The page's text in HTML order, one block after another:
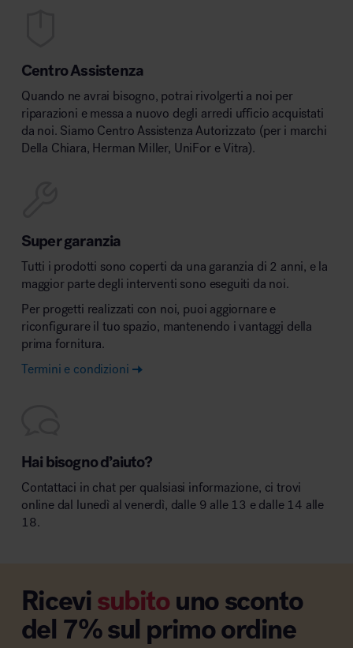
Centro Assistenza
Quando ne avrai bisogno, potrai rivolgerti a noi per
riparazioni e messa a nuovo degli arredi ufficio acquistati
da noi. Siamo Centro Assistenza Autorizzato (per i marchi
Della Chiara, Herman Miller, UniFor e Vitra).
Super garanzia
Tutti i prodotti sono coperti da una garanzia di 2 anni, e la
maggior parte degli interventi sono eseguiti da noi.
Per progetti realizzati con noi, puoi aggiornare e
riconfigurare il tuo spazio, mantenendo i vantaggi della
prima fornitura.
Termini e condizioni
Hai bisogno d’aiuto?
Contattaci in chat per qualsiasi informazione, ci trovi
online dal lunedì al venerdì, dalle 9 alle 13 e dalle 14 alle
18.
Ricevisubitouno sconto
del 7% sul primo ordine